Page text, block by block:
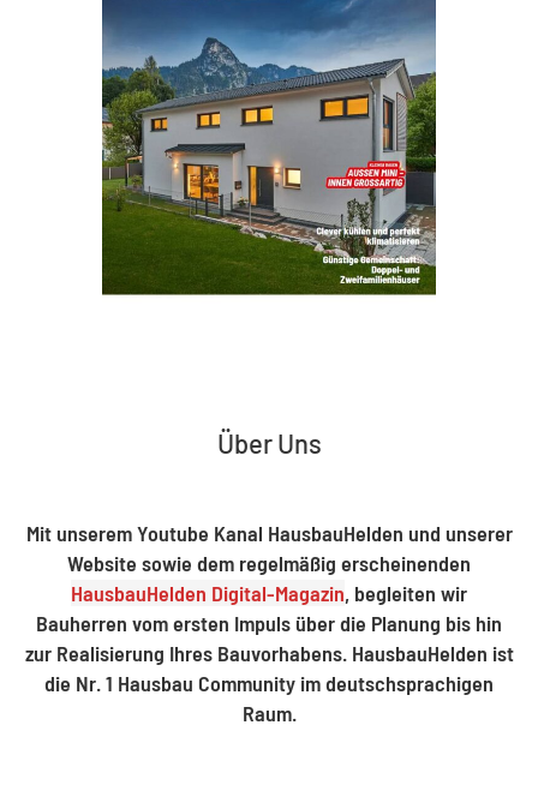
Über Uns
Mit unserem Youtube Kanal HausbauHelden und unserer
Website sowie dem regelmäßig erscheinenden
HausbauHelden Digital-Magazin, begleiten wir
Bauherren vom ersten Impuls über die Planung bis hin
zur Realisierung Ihres Bauvorhabens. HausbauHelden ist
die Nr. 1 Hausbau Community im deutschsprachigen
Raum.